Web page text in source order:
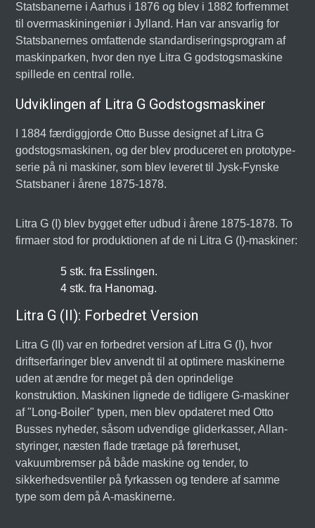
Statsbanerne i Aarhus i 1876 og blev i 1882 forfremmet
til overmaskiningeniør i Jylland. Han var ansvarlig for
Statsbanernes omfattende standardiseringsprogram af
maskinparken, hvor den nye Litra G godstogsmaskine
spillede en central rolle.
Udviklingen af Litra G Godstogsmaskiner
I 1884 færdiggjorde Otto Busse designet af Litra G
godstogsmaskinen, og der blev produceret en prototype-
serie på ni maskiner, som blev leveret til Jysk-Fynske
Statsbaner i årene 1875-1878.
Litra G (I) blev bygget efter udbud i årene 1875-1878. To
firmaer stod for produktionen af de ni Litra G (I)-maskiner:
5 stk. fra Esslingen.
4 stk. fra Hanomag.
Litra G (II): Forbedret Version
Litra G (II) var en forbedret version af Litra G (I), hvor
driftserfaringer blev anvendt til at optimere maskinerne
uden at ændre for meget på den oprindelige
konstruktion. Maskinen lignede de tidligere G-maskiner
af "Long-Boiler" typen, men blev opdateret med Otto
Busses nyheder, såsom udvendige gliderkasser, Allan-
styringer, næsten flade trætage på førerhuset,
vakuumbremser på både maskine og tender, to
sikkerhedsventiler på fyrkassen og tendere af samme
type som dem på A-maskinerne.